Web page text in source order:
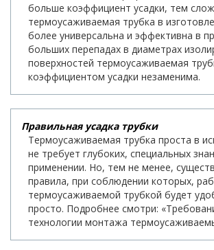
больше коэффициент усадки, тем
термоусаживаемая трубка в
более универсальна и эффективна в
больших перепадах в диаметрах
поверхностей термоусаживаемая
коэффициентом усадки незаменима.
Правильная усадка трубки
Термоусаживаемая трубка проста в
не требует глубоких, специальных
применении. Но, тем не менее,
правила, при соблюдении которых,
термоусаживаемой трубкой будет
просто. Подробнее смотри:
технологии монтажа